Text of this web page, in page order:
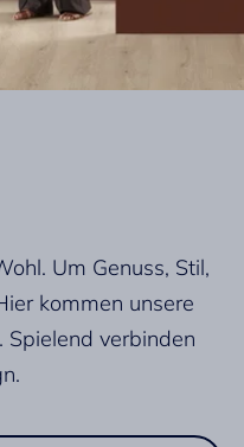
Um Genuss, Stil,
kommen unsere
Spielend verbinden